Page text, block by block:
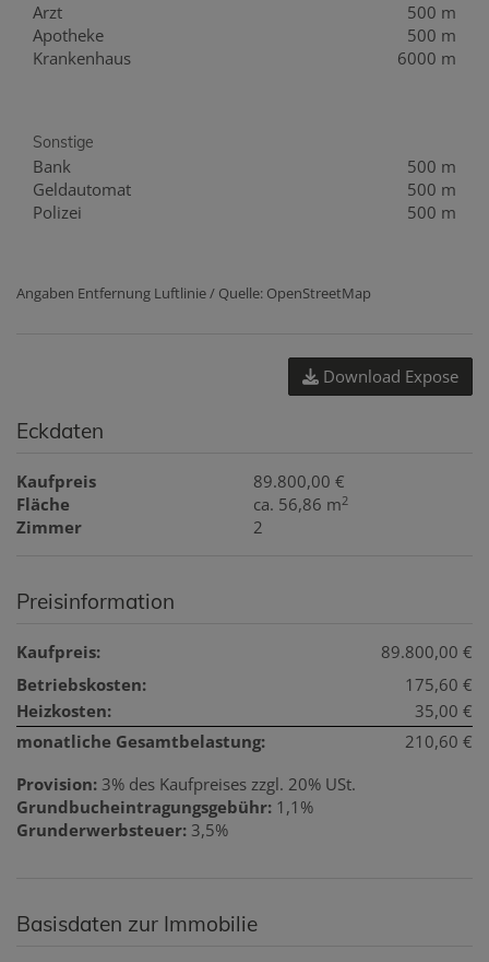
Arzt
500 m
Apotheke
500 m
Krankenhaus
6000 m
Sonstige
Bank
500 m
Geldautomat
500 m
Polizei
500 m
Angaben Entfernung Luftlinie / Quelle: OpenStreetMap
Download Expose
Eckdaten
Kaufpreis
89.800,00 €
Fläche
ca. 56,86 m2
Zimmer 2
Preisinformation
Kaufpreis:
89.800,00 €
Betriebskosten:
175,60 €
Heizkosten:
35,00 €
monatliche Gesamtbelastung:
210,60 €
Provision: 3% des Kaufpreises zzgl. 20% USt.
Grundbucheintragungsgebühr: 1,1%
Grunderwerbsteuer: 3,5%
Basisdaten zur Immobilie